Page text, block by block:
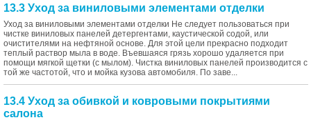
13.3 Уход за виниловыми элементами отделки
Уход за виниловыми элементами отделки Не следует пользоваться при
чистке виниловых панелей детергентами, каустической содой, или
очистителями на нефтяной основе. Для этой цели прекрасно подходит
теплый раствор мыла в воде. Въевшаяся грязь хорошо удаляется при
помощи мягкой щетки (с мылом). Чистка виниловых панелей производится с
той же частотой, что и мойка кузова автомобиля. По заве...
13.4 Уход за обивкой и ковровыми покрытиями
салона